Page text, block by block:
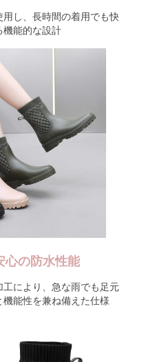
し、長時間の着用でも快
機能的な設計
心の防水性能
により、急な雨でも足元
能性を兼ね備えた仕様